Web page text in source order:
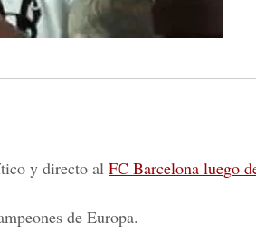
y directo al FC Barcelona luego
de Europa.